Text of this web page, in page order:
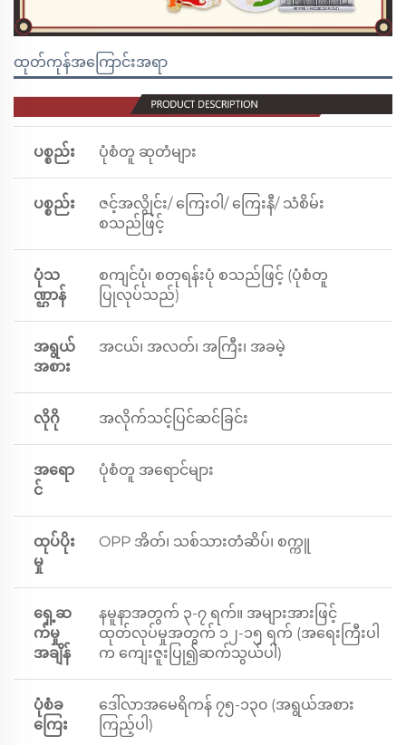
ထုတ်ကုန်အကြောင်းအရာ
ပစ္စည်း ပုံစံတူ ဆုတံများ
ပစ္စည်း
ဇင့်အလွိုင်း/ ကြေးဝါ/ ကြေးနီ/ သံစိမ်း
စသည်ဖြင့်
ပုံသ
ဏ္ဌာန်
စကျင်ပုံ၊ စတုရန်းပုံ စသည်ဖြင့် (ပုံစံတူ
ပြုလုပ်သည်)
အရွယ်
အစား
အငယ်၊ အလတ်၊ အကြီး၊ အခမဲ့
လိုဂို အလိုက်သင့်ပြင်ဆင်ခြင်း
အရော
င်
ပုံစံတူ အရောင်များ
ထုပ်ပိုး
မှု
OPP အိတ်၊ သစ်သားတံဆိပ်၊ စက္ကူ
ရှေ့ဆ
က်မှု
အချိန်
နမူနာအတွက် ၃-၇ ရက်။ အများအားဖြင့်
ထုတ်လုပ်မှုအတွက် ၁၂-၁၅ ရက် (အရေးကြီးပါ
က ကျေးဇူးပြု၍ဆက်သွယ်ပါ)
ပုံစံခ
ကြေး
ဒေါ်လာအမေရိကန် ၇၅-၁၃၀ (အရွယ်အစား
ကြည့်ပါ)